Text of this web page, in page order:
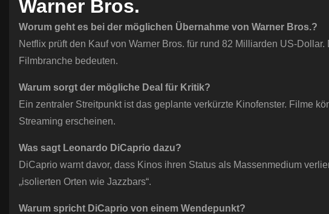
Warner Bros.
Worum geht es bei der möglichen Übernahme von Warner Bros.?
Netflix prüft den Kauf von Warner Bros. für rund 82 Milliarden US-
Filmbranche bedeuten.
Warum sorgt der mögliche Deal für Kritik?
Ein zentraler Streitpunkt ist das geplante verkürzte Kinofenster. Filme
Streaming erscheinen.
Was sagt Leonardo DiCaprio dazu?
DiCaprio warnt davor, dass Kinos ihren Status als Massenmedium
„isolierten Orten wie Jazzbars“.
Warum spricht DiCaprio von einem Wendepunkt?